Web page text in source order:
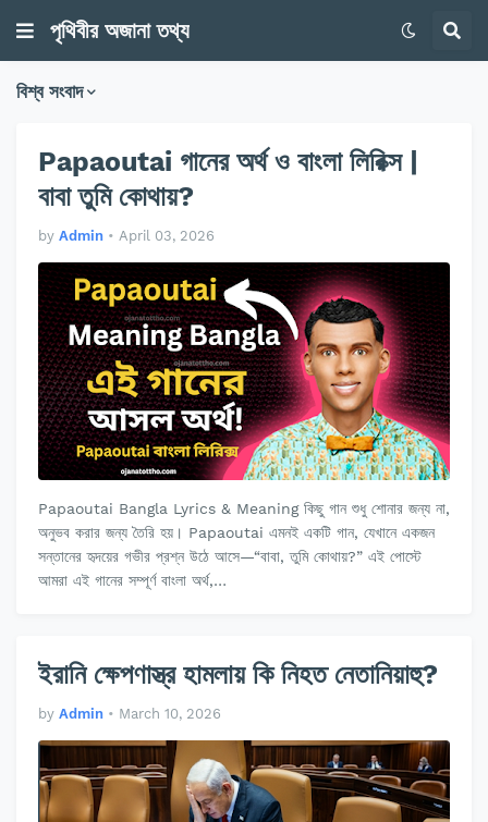
পৃথিবীর অজানা তথ্য
বিশ্ব সংবাদ
Papaoutai গানের অর্থ ও বাংলা লিরিক্স |
বাবা তুমি কোথায়?
by Admin • April 03, 2026
Papaoutai Bangla Lyrics & Meaning কিছু গান শুধু শোনার জন্য না,
অনুভব করার জন্য তৈরি হয়। Papaoutai এমনই একটি গান, যেখানে একজন
সন্তানের হৃদয়ের গভীর প্রশ্ন উঠে আসে—“বাবা, তুমি কোথায়?” এই পোস্টে
আমরা এই গানের সম্পূর্ণ বাংলা অর্থ,…
ইরানি ক্ষেপণাস্ত্র হামলায় কি নিহত নেতানিয়াহু?
by Admin • March 10, 2026